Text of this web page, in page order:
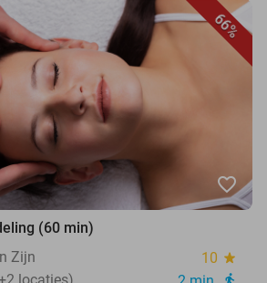
66%
favorite_border
(60 min)
Zijn
10 star